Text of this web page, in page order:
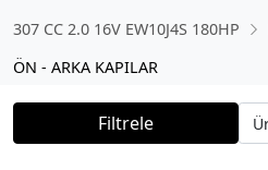
307 CC 2.0 16V EW10J4S 180HP
ÖN - ARKA KAPILAR
Filtrele